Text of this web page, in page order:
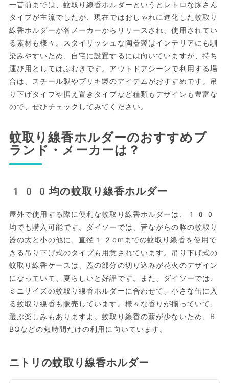
一昔前までは、蚊取り線香ホルダーというとレトロな豚さん
タイプが主流でしたが、現在ではおしゃれに進化した蚊取り
線香ホルダーが各メーカーからリリースされ、使用されてい
る素材も様々。スタイリッシュな陶器製はインテリアにも馴
染みやすいため、自宅に設置するには向いていますが、持ち
運び用としてはふむきです。アウトドアシーンで利用する場
合は、スチール製やブリキ製のアイテムがおすすめです。吊
り下げタイプや据え置きタイプなど種類もデザインも豊富な
ので、ぜひチェックしてみてください。
蚊取り線香ホルダーのおすすめブ
ランド・メーカーは？
100均の蚊取り線香ホルダー
屋外で使用する際に便利な蚊取り線香ホルダーは、100
均でも購入可能です。ダイソーでは、昔ながらの豚の蚊取り
器の大と小の他に、直径12cmまでの蚊取り線香を使用で
きる吊り下げ式のタイプも用意されています。吊り下げ式の
蚊取り線香ケースは、蓋の部分の切り込みが花火のデザイン
になっていて、夏らしいと好評です。また、ダイソーでは、
ミニサイズの蚊取り線香ホルダーに合わせて、小さな缶に入
る蚊取り線香も販売しています。様々な香りが揃っていて、
選ぶ楽しみもありますよ。蚊取り線香の薪が少ないため、B
BQなどの短時間だけの利用に向いています。
ニトリの蚊取り線香ホルダー